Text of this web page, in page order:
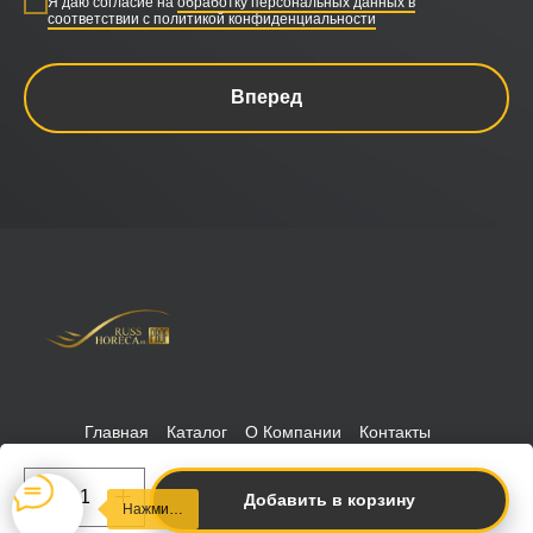
Добавить в корзину
Нажми…
соответствии с политикой конфиденциальности
Вперед
Главная Каталог О Компании
Контакты
Политика конфиденциальности
РуссХорека © 2026 Russhoreca